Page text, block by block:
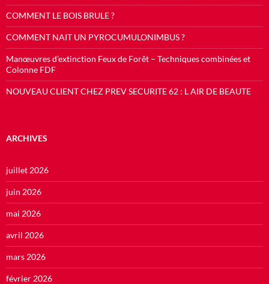
COMMENT LE BOIS BRULE ?
COMMENT NAIT UN PYROCUMULONIMBUS ?
Manœuvres d’extinction Feux de Forêt – Techniques combinées et
Colonne FDF
NOUVEAU CLIENT CHEZ PREV SECURITE 62 : L AIR DE BEAUTE
ARCHIVES
juillet 2026
juin 2026
mai 2026
avril 2026
mars 2026
février 2026